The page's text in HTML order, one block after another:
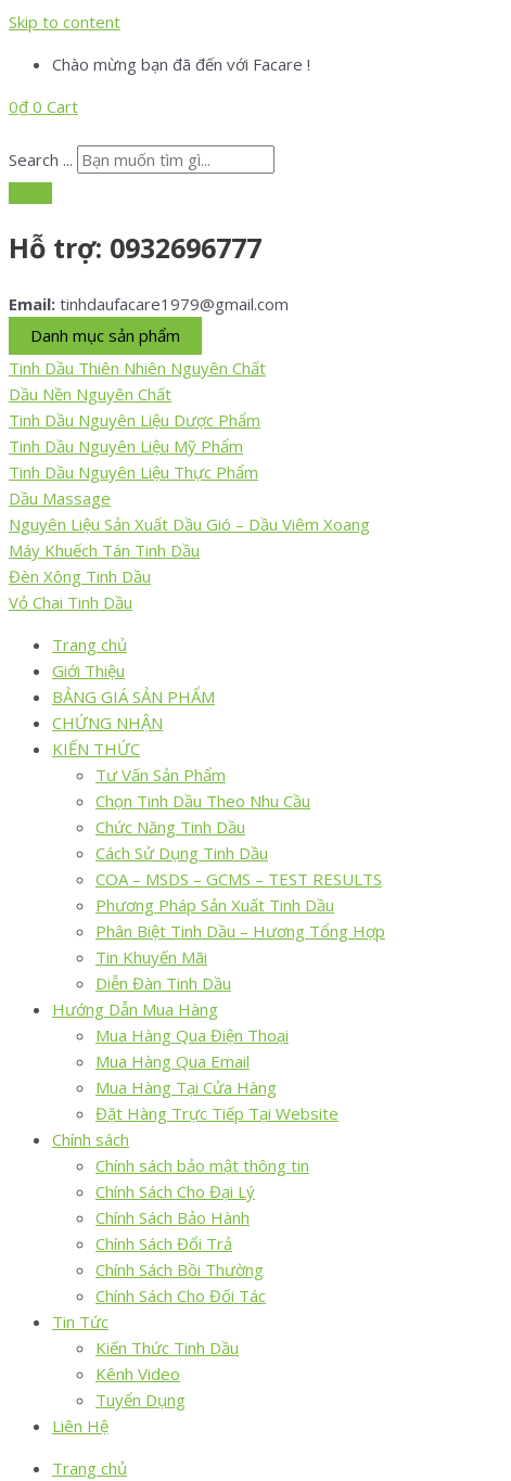
Skip to content
Chào mừng bạn đã đến với Facare !
0₫ 0 Cart
Search ...
Hỗ trợ: 0932696777
Email: tinhdaufacare1979@gmail.com
Danh mục sản phẩm
Tinh Dầu Thiên Nhiên Nguyên Chất
Dầu Nền Nguyên Chất
Tinh Dầu Nguyên Liệu Dược Phẩm
Tinh Dầu Nguyên Liệu Mỹ Phẩm
Tinh Dầu Nguyên Liệu Thực Phẩm
Dầu Massage
Nguyên Liệu Sản Xuất Dầu Gió – Dầu Viêm Xoang
Máy Khuếch Tán Tinh Dầu
Đèn Xông Tinh Dầu
Vỏ Chai Tinh Dầu
Trang chủ
Giới Thiệu
BẢNG GIÁ SẢN PHẨM
CHỨNG NHẬN
KIẾN THỨC
Tư Vấn Sản Phẩm
Chọn Tinh Dầu Theo Nhu Cầu
Chức Năng Tinh Dầu
Cách Sử Dụng Tinh Dầu
COA – MSDS – GCMS – TEST RESULTS
Phương Pháp Sản Xuất Tinh Dầu
Phân Biệt Tinh Dầu – Hương Tổng Hợp
Tin Khuyến Mãi
Diễn Đàn Tinh Dầu
Hướng Dẫn Mua Hàng
Mua Hàng Qua Điện Thoại
Mua Hàng Qua Email
Mua Hàng Tại Cửa Hàng
Đặt Hàng Trực Tiếp Tại Website
Chính sách
Chính sách bảo mật thông tin
Chính Sách Cho Đại Lý
Chính Sách Bảo Hành
Chính Sách Đổi Trả
Chính Sách Bồi Thường
Chính Sách Cho Đối Tác
Tin Tức
Kiến Thức Tinh Dầu
Kênh Video
Tuyển Dụng
Liên Hệ
Trang chủ